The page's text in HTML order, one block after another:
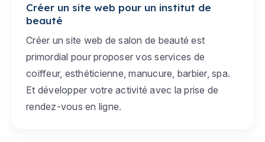
Créer un site web pour un institut de
beauté
Créer un site web de salon de beauté est
primordial pour proposer vos services de
coiffeur, esthéticienne, manucure, barbier, spa.
Et développer votre activité avec la prise de
rendez-vous en ligne.